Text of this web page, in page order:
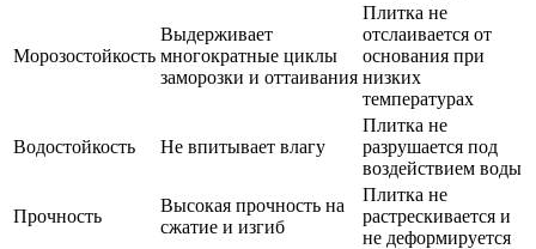
Морозостойкость
Выдерживает
многократные циклы
заморозки и оттаивания
Плитка не
отслаивается от
основания при
низких
температурах
Водостойкость Не впитывает влагу
Плитка не
разрушается под
воздействием воды
Прочность
Высокая прочность на
сжатие и изгиб
Плитка не
растрескивается и
не деформируется